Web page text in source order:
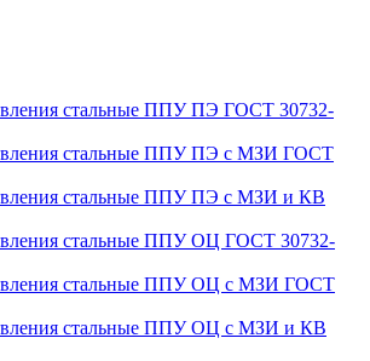
стальные ППУ ПЭ ГОСТ 30732-
стальные ППУ ПЭ с МЗИ ГОСТ
стальные ППУ ПЭ с МЗИ и КВ
стальные ППУ ОЦ ГОСТ 30732-
стальные ППУ ОЦ с МЗИ ГОСТ
стальные ППУ ОЦ с МЗИ и КВ